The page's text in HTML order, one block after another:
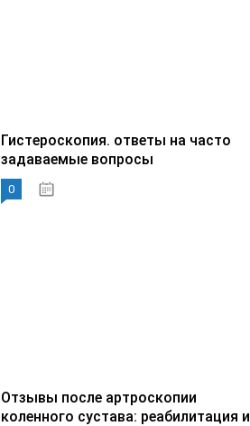
Гистероскопия. ответы на часто
задаваемые вопросы
0
Отзывы после артроскопии
коленного сустава: реабилитация и